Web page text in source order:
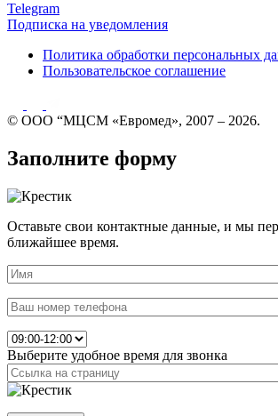
Telegram
Подписка на уведомления
Политика обработки персональных
Пользовательское соглашение
© ООО “МЦСМ «Евромед», 2007 – 2026.
Заполните форму
Оставьте свои контактные данные, и мы
ближайшее время.
Выберите удобное время для звонка